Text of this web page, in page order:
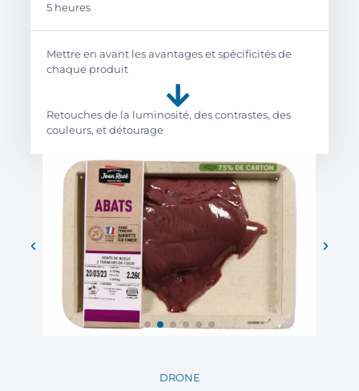
5 heures
Mettre en avant les avantages et spécificités de
chaque produit
Retouches de la luminosité, des contrastes, des
couleurs, et détourage
DRONE